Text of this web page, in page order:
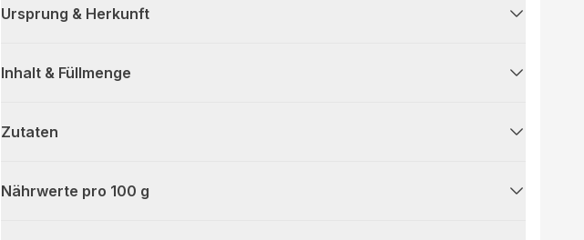
Ursprung & Herkunft
Inhalt & Füllmenge
Zutaten
Nährwerte pro 100 g